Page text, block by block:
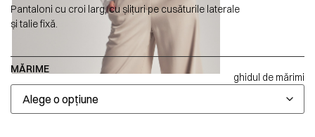
Pantaloni cu croi larg, cu șlițuri pe cusăturile laterale
și talie fixă.
MĂRIME
ghidul de mărimi